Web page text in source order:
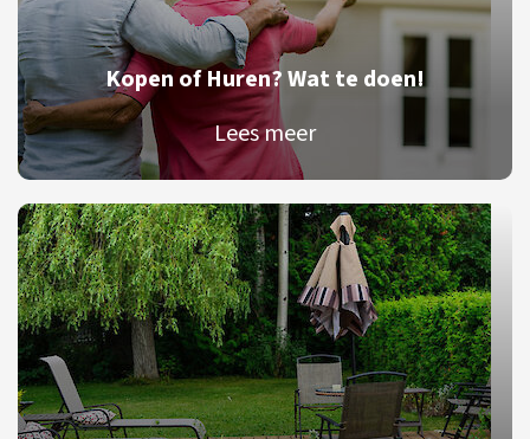
Kopen of Huren? Wat te doen!
Lees meer